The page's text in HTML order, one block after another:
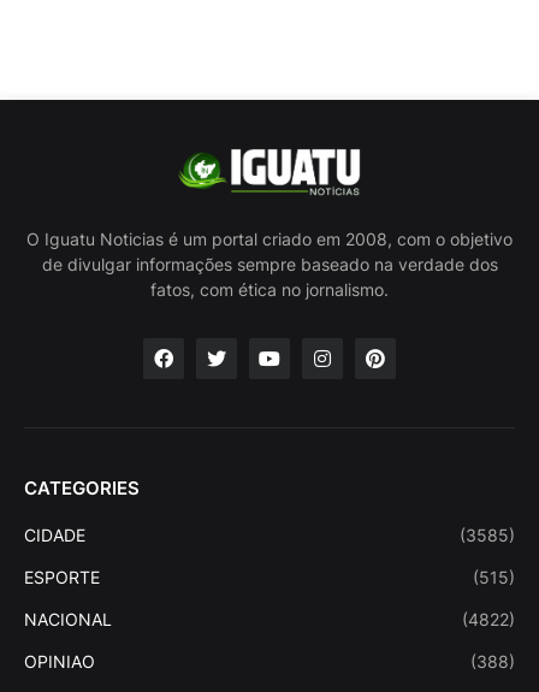
O Iguatu Noticias é um portal criado em 2008, com o objetivo
de divulgar informações sempre baseado na verdade dos
fatos, com ética no jornalismo.
CATEGORIES
CIDADE (3585)
ESPORTE (515)
NACIONAL (4822)
OPINIAO (388)